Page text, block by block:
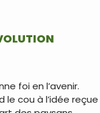
foi en l’avenir.
le cou à l’idée reçue